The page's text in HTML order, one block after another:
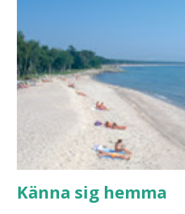
Rester med några tjejkompisar.
behöver jag nog inte säga.
Känna sig hemma